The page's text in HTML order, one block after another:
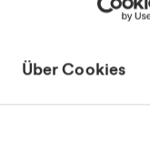
Über Cookies